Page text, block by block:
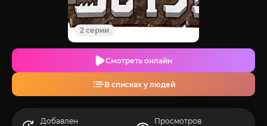
2 серии
Смотреть онлайн
В списках у людей
Добавлен
Просмотров